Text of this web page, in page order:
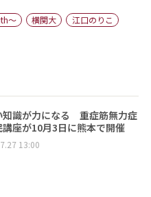
～ 横関大
江口のりこ
知識が力になる 重症筋無力症
講座が10月3日に熊本で開催
13:00